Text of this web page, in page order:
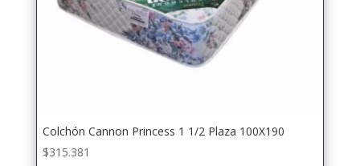
Colchón Cannon Princess 1 1/2 Plaza 100X190
$315.381